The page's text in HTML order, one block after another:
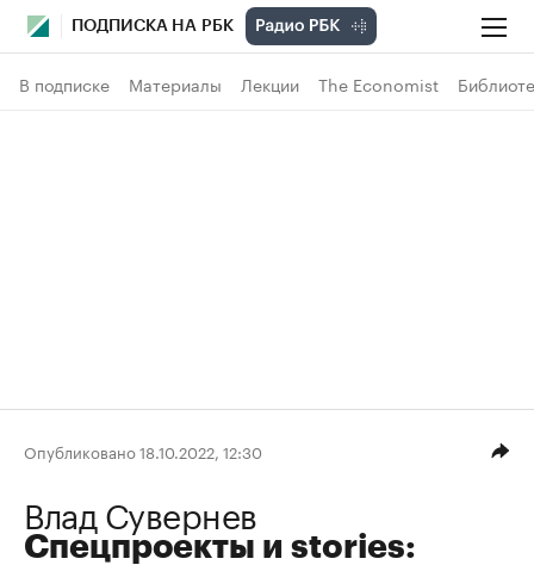
ПОДПИСКА НА РБК
В подписке Материалы Лекции The Economist
Опубликовано 18.10.2022, 12:30
Влад Сувернев
Спецпроекты и stories: